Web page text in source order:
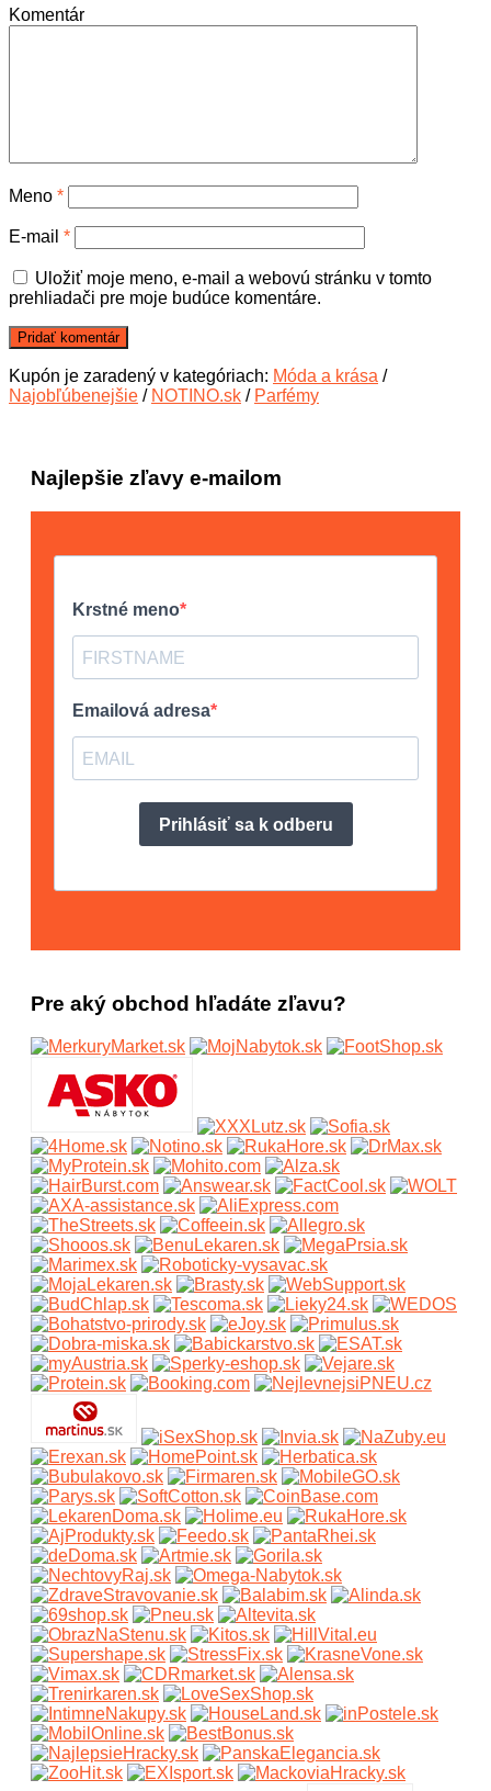
Komentár
Meno *
E-mail *
Uložiť moje meno, e-mail a webovú stránku v tomto
prehliadači pre moje budúce komentáre.
Kupón je zaradený v kategóriach: Móda a krása /
Najobľúbenejšie / NOTINO.sk / Parfémy
Najlepšie zľavy e-mailom
Pre aký obchod hľadáte zľavu?